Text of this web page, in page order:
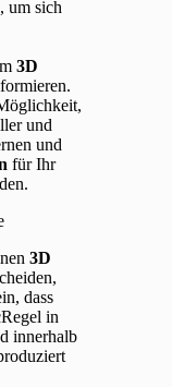
um sich
3D
und
und
für Ihr
3D
dass
in
innerhalb